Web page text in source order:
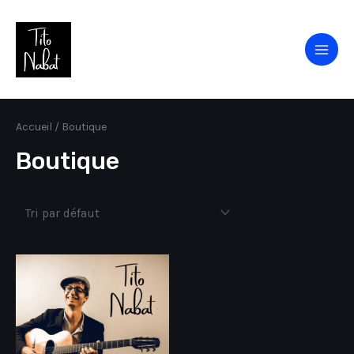
Accueil / Boutique
Boutique